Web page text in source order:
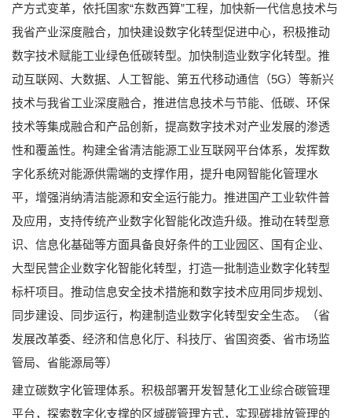
产方式变革，依托国家“东数西算”工程，加快新一代信息技术与
我省产业深度融合，加快建设数字化转型促进中心，积极推动
数字技术赋能工业绿色低碳转型。加快制造业数字化转型。推
动互联网、大数据、人工智能、第五代移动通信（5G）等新兴
技术与我省工业深度融合，推进信息技术与节能、低碳、环保
技术等集成融合和产品创新，提高数字技术对产业发展的渗透
性和覆盖性。构建全省清洁能源工业互联网平台体系，发挥数
字化系统对能源供需端的支撑作用，提升电网智能化管理水
平，增强消纳清洁能源和安全运行能力。推进国产工业软件普
及应用，支持传统产业数字化智能化改造升级。推动在转型意
识、信息化基础等方面具备良好条件的工业园区、国有企业、
大型民营企业数字化智能化转型，打造一批制造业数字化转型
标杆项目。推动信息安全技术措施和数字技术应用同步规划、
同步建设、同步运行，构建制造业数字化转型安全生态。（省
发展改革委、经济和信息化厅、科技厅、省国资委、省市场监
管局、省能源局等）
建立碳数字化管理体系。积极部署开发智慧化工业综合碳管理
平台，探索数字化支撑的区域碳管理方式，实现碳排放管理的